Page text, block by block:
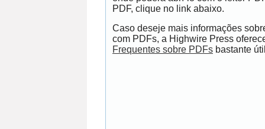
PDF, clique no link abaixo.
Caso deseje mais informações
com PDFs, a Highwire Press
Frequentes sobre PDFs bastante